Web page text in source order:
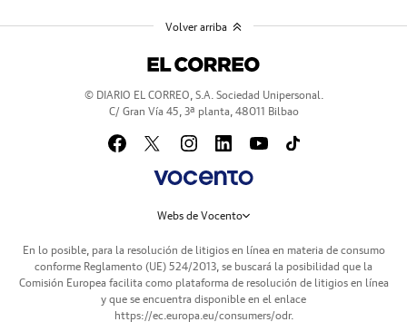
© DIARIO EL CORREO, S.A. Sociedad Unipersonal.
C/ Gran Vía 45, 3ª planta, 48011 Bilbao
Webs de Vocento
En lo posible, para la resolución de litigios en línea en materia de consumo
conforme Reglamento (UE) 524/2013, se buscará la posibilidad que la
Comisión Europea facilita como plataforma de resolución de litigios en línea
y que se encuentra disponible en el enlace
https://ec.europa.eu/consumers/odr.
Volver arriba